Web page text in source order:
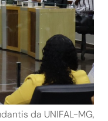
da UNIFAL-MG,